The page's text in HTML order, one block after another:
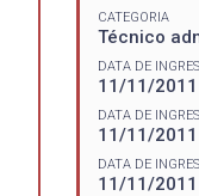
CATEGORIA
Técnico
DATA DE
11/11/2011
DATA DE
11/11/2011
DATA DE
11/11/2011